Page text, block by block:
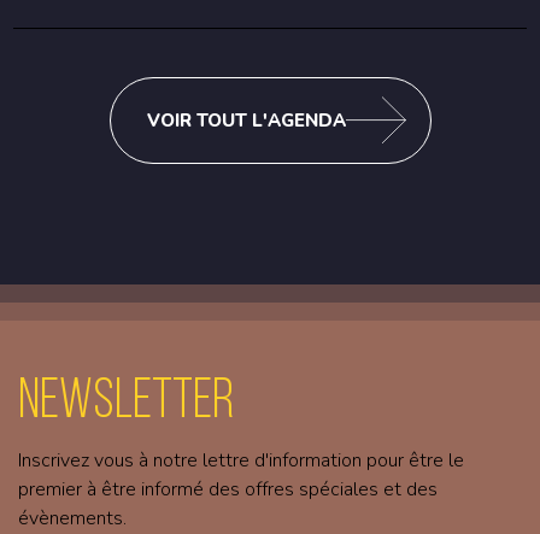
VOIR TOUT L'AGENDA
Newsletter
Inscrivez vous à notre lettre d'information pour être le
premier à être informé des offres spéciales et des
évènements.